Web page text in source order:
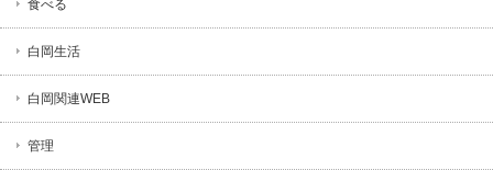
食べる
白岡生活
白岡関連WEB
管理